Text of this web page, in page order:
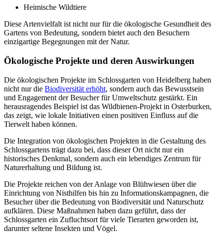
Heimische Wildtiere
Diese Artenvielfalt ist nicht nur für die ökologische Gesundheit des
Gartens von Bedeutung, sondern bietet auch den Besuchern
einzigartige Begegnungen mit der Natur.
Ökologische Projekte und deren Auswirkungen
Die ökologischen Projekte im Schlossgarten von Heidelberg haben
nicht nur die Biodiversität erhöht, sondern auch das Bewusstsein
und Engagement der Besucher für Umweltschutz gestärkt. Ein
herausragendes Beispiel ist das Wildbienen-Projekt in Osterburken,
das zeigt, wie lokale Initiativen einen positiven Einfluss auf die
Tierwelt haben können.
Die Integration von ökologischen Projekten in die Gestaltung des
Schlossgartens trägt dazu bei, dass dieser Ort nicht nur ein
historisches Denkmal, sondern auch ein lebendiges Zentrum für
Naturerhaltung und Bildung ist.
Die Projekte reichen von der Anlage von Blühwiesen über die
Einrichtung von Nisthilfen bis hin zu Informationskampagnen, die
Besucher über die Bedeutung von Biodiversität und Naturschutz
aufklären. Diese Maßnahmen haben dazu geführt, dass der
Schlossgarten ein Zufluchtsort für viele Tierarten geworden ist,
darunter seltene Insekten und Vögel.